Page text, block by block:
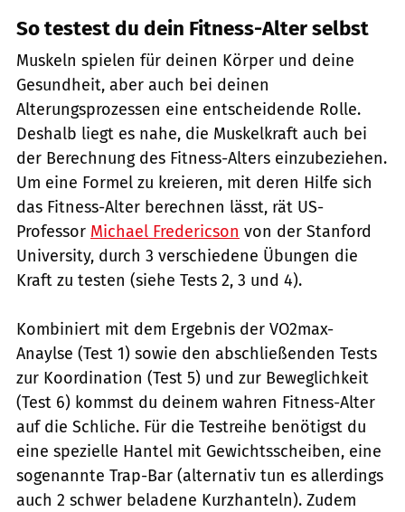
So testest du dein Fitness-Alter selbst
Muskeln spielen für deinen Körper und deine
Gesundheit, aber auch bei deinen
Alterungsprozessen eine entscheidende Rolle.
Deshalb liegt es nahe, die Muskelkraft auch bei
der Berechnung des Fitness-Alters einzubeziehen.
Um eine Formel zu kreieren, mit deren Hilfe sich
das Fitness-Alter berechnen lässt, rät US-
Professor Michael Fredericson von der Stanford
University, durch 3 verschiedene Übungen die
Kraft zu testen (siehe Tests 2, 3 und 4).
Kombiniert mit dem Ergebnis der VO2max-
Anaylse (Test 1) sowie den abschließenden Tests
zur Koordination (Test 5) und zur Beweglichkeit
(Test 6) kommst du deinem wahren Fitness-Alter
auf die Schliche. Für die Testreihe benötigst du
eine spezielle Hantel mit Gewichtsscheiben, eine
sogenannte Trap-Bar (alternativ tun es allerdings
auch 2 schwer beladene Kurzhanteln). Zudem